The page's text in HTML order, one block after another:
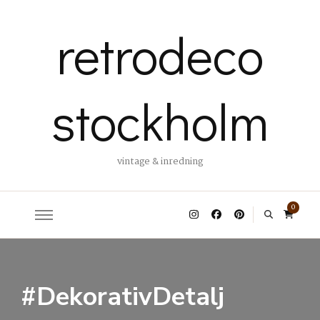
retrodeco
stockholm
vintage & inredning
0
#DekorativDetalj